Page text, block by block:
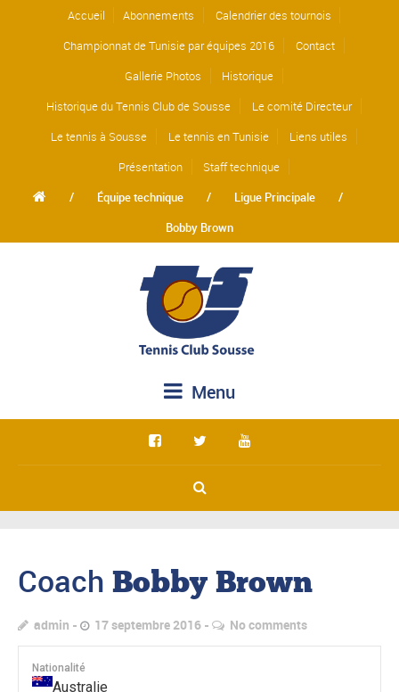
Accueil Abonnements
Calendrier des tournois
Championnat de Tunisie par équipes 2016
Contact
Gallerie Photos
Historique
Historique du Tennis Club de Sousse
Le comité Directeur
Le tennis à Sousse
Le tennis en Tunisie
Liens utiles
Présentation
Staff technique
/
Équipe technique / Ligue Principale
/
Bobby Brown
Menu
Coach Bobby Brown
admin 17 septembre 2016 No comments
Nationalité
Australie